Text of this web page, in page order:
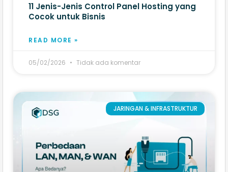
11 Jenis-Jenis Control Panel Hosting yang
Cocok untuk Bisnis
READ MORE »
05/02/2026 Tidak ada komentar
JARINGAN & INFRASTRUKTUR